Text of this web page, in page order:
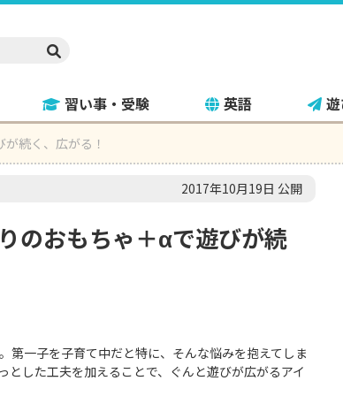
習い事・受験 英語
続く、広がる！
2017年10月19日 公開
のおもちゃ＋αで遊びが続
第一子を子育て中だと特に、そんな悩みを抱えてしま
した工夫を加えることで、ぐんと遊びが広がるアイ